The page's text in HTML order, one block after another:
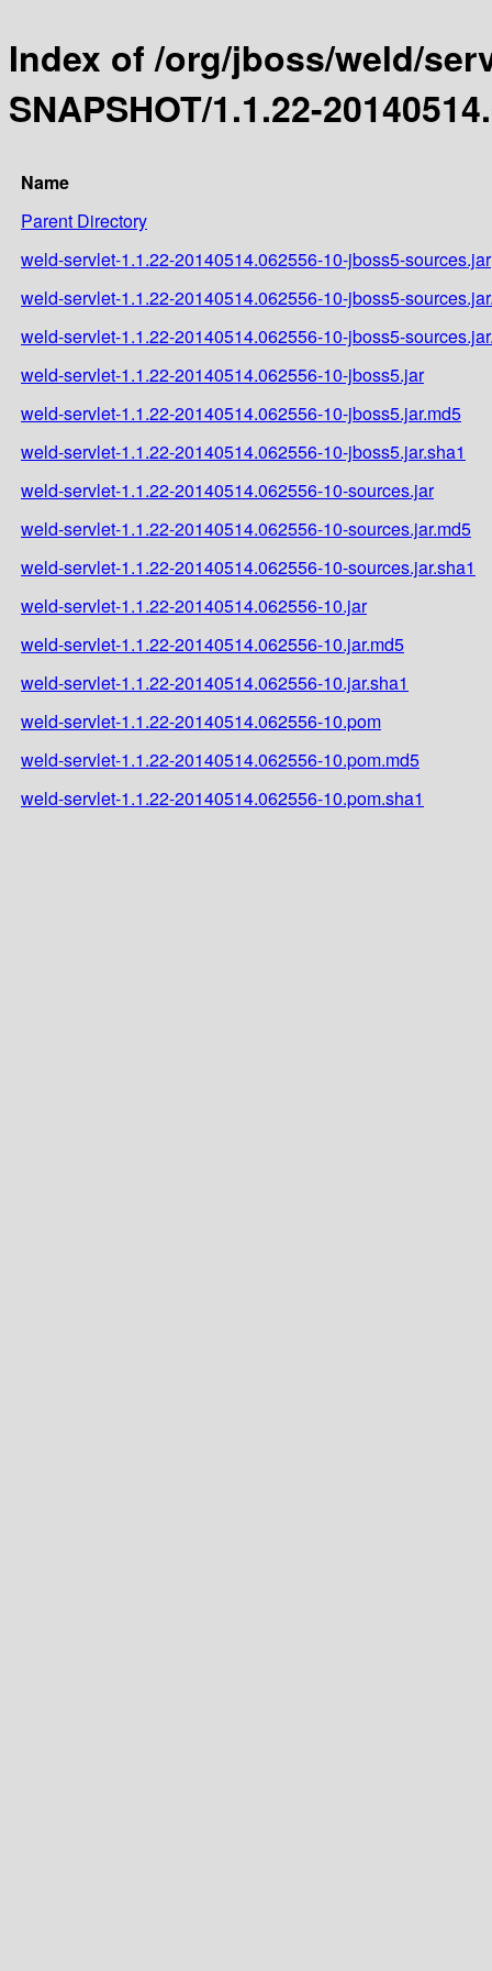
Index of /org/jboss/weld/
SNAPSHOT/1.1.22-
Name
Parent Directory
weld-servlet-1.1.22-20140514.062556-10-jboss5-sources.jar
weld-servlet-1.1.22-20140514.062556-10-jboss5-
weld-servlet-1.1.22-20140514.062556-10-jboss5-
weld-servlet-1.1.22-20140514.062556-10-jboss5.jar
weld-servlet-1.1.22-20140514.062556-10-jboss5.jar.md5
weld-servlet-1.1.22-20140514.062556-10-jboss5.jar.sha1
weld-servlet-1.1.22-20140514.062556-10-sources.jar
weld-servlet-1.1.22-20140514.062556-10-sources.jar.md5
weld-servlet-1.1.22-20140514.062556-10-sources.jar.sha1
weld-servlet-1.1.22-20140514.062556-10.jar
weld-servlet-1.1.22-20140514.062556-10.jar.md5
weld-servlet-1.1.22-20140514.062556-10.jar.sha1
weld-servlet-1.1.22-20140514.062556-10.pom
weld-servlet-1.1.22-20140514.062556-10.pom.md5
weld-servlet-1.1.22-20140514.062556-10.pom.sha1